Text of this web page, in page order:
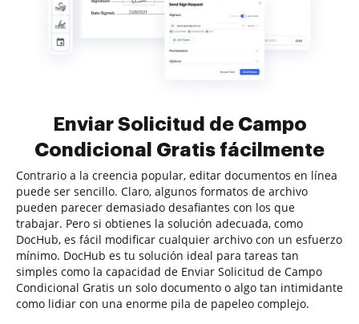
Enviar Solicitud de Campo
Condicional Gratis fácilmente
Contrario a la creencia popular, editar documentos en línea
puede ser sencillo. Claro, algunos formatos de archivo
pueden parecer demasiado desafiantes con los que
trabajar. Pero si obtienes la solución adecuada, como
DocHub, es fácil modificar cualquier archivo con un esfuerzo
mínimo. DocHub es tu solución ideal para tareas tan
simples como la capacidad de Enviar Solicitud de Campo
Condicional Gratis un solo documento o algo tan intimidante
como lidiar con una enorme pila de papeleo complejo.